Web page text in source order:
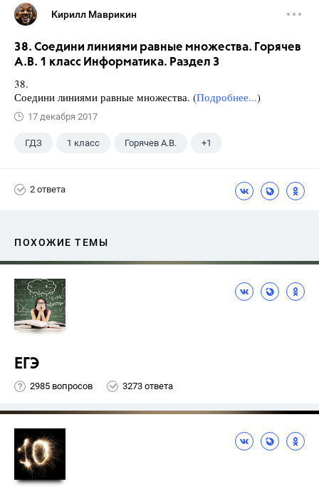
Кирилл Маврикин
38. Соедини линиями равные множества. Горячев
А.В. 1 класс Информатика. Раздел 3
38.
Соедини линиями равные множества. (Подробнее...)
17 декабря 2017
ГДЗ 1 класс Горячев А.В. +1
2 ответа
ПОХОЖИЕ ТЕМЫ
ЕГЭ
2985 вопросов 3273 ответа